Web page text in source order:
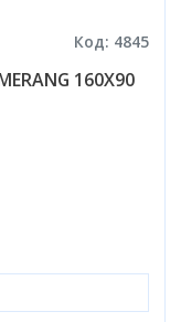
Код: 4845
160X90